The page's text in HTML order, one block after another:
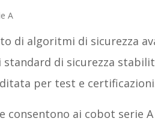
A
di algoritmi di sicurezza
di sicurezza
per test e
consentono ai cobot serie